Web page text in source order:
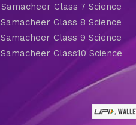
Samacheer Class 7 Science
Samacheer Class 8 Science
Samacheer Class 9 Science
Samacheer Class10 Science